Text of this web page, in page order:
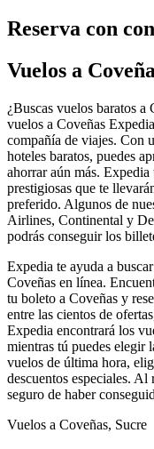
Reserva con
Vuelos a
¿Buscas vuelos baratos a
vuelos a Coveñas
compañía de viajes. Con
hoteles baratos, puedes
ahorrar aún más. Expedia
prestigiosas que te
preferido. Algunos de
Airlines, Continental y
podrás conseguir los
Expedia te ayuda a
Coveñas en línea.
tu boleto a Coveñas y
entre las cientos de
Expedia encontrará los
mientras tú puedes elegir
vuelos de última hora,
descuentos especiales.
seguro de haber
Vuelos a Coveñas, Sucre